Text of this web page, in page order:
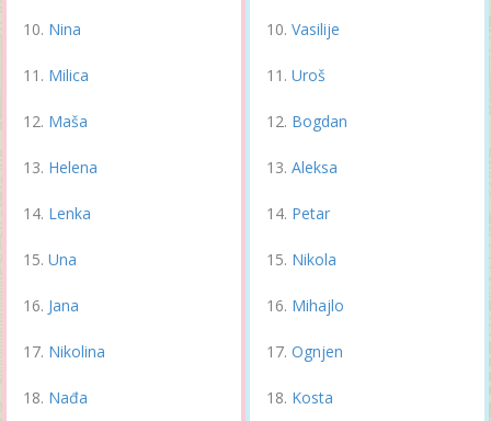
Nina
Milica
Maša
Helena
Lenka
Una
Jana
Nikolina
Nađa
Vasilije
Uroš
Bogdan
Aleksa
Petar
Nikola
Mihajlo
Ognjen
Kosta